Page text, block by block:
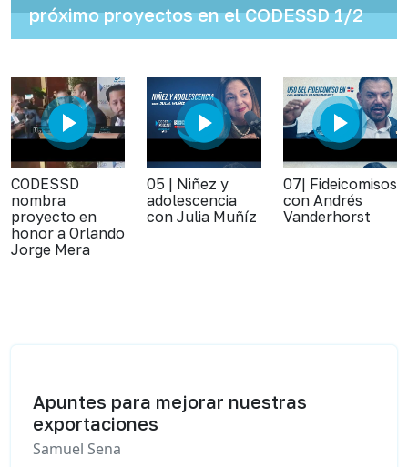
próximo proyectos en el CODESSD 1/2
CODESSD
nombra
proyecto en
honor a Orlando
Jorge Mera
05 | Niñez y
adolescencia
con Julia Muñíz
07| Fideicomisos
con Andrés
Vanderhorst
Apuntes para mejorar nuestras
exportaciones
Samuel Sena